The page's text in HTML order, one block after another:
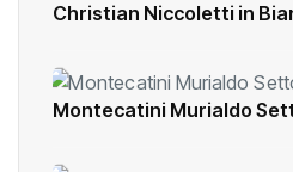
Christian Niccoletti in
Montecatini Murialdo